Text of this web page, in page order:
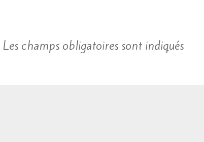
Les champs obligatoires sont indiqués